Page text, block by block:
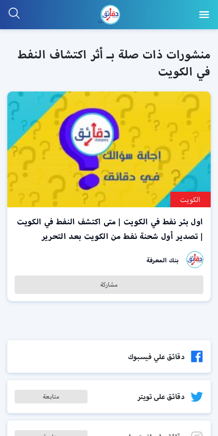
منشورات ذات صلة بـ أثر اكتشاف النفط
في الكويت
الكويت
اول بئر نفط في الكويت | متى اكتشف النفط في الكويت
| تصدير أول شحنة نفط من الكويت بعد التحرير
بنك المعرفة
مشاركة
دقائق علي فيسبوك
دقائق على تويتر متابعة